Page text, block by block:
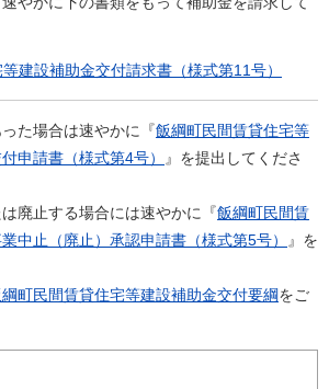
建設補助金交付請求書（様式第11号）
た場合は速やかに『飯綱町民間賃貸住宅等
申請書（様式第4号）
』を提出してくださ
廃止する場合には速やかに『飯綱町民間賃
中止（廃止）承認申請書（様式第5号）
』を
町民間賃貸住宅等建設補助金交付要綱をご